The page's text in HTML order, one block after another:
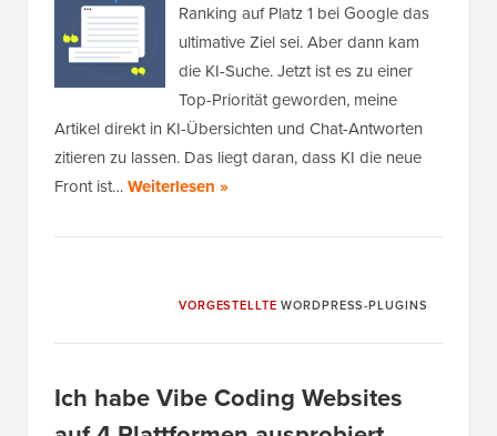
Ranking auf Platz 1 bei Google das
ultimative Ziel sei. Aber dann kam
die KI-Suche. Jetzt ist es zu einer
Top-Priorität geworden, meine
Artikel direkt in KI-Übersichten und Chat-Antworten
zitieren zu lassen. Das liegt daran, dass KI die neue
Front ist…Weiterlesen »
VORGESTELLTE WORDPRESS-PLUGINS
Ich habe Vibe Coding Websites